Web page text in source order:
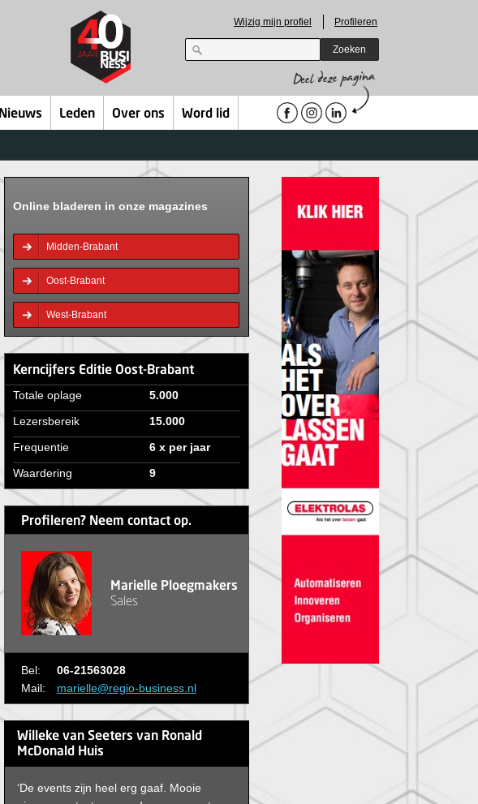
Wijzig mijn profiel Profileren
Zoeken
Nieuws Leden Over ons Word lid
Online bladeren in onze magazines
Midden-Brabant
Oost-Brabant
West-Brabant
Kerncijfers Editie Oost-Brabant
Totale oplage
5.000
Lezersbereik
15.000
Frequentie
6 x per jaar
Waardering
9
Profileren? Neem contact op.
Marielle Ploegmakers
Sales
Bel:
06-21563028
Mail:
marielle@regio-business.nl
Willeke van Seeters van Ronald
McDonald Huis
‘De events zijn heel erg gaaf. Mooie